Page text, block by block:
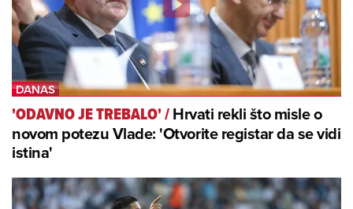
'ODAVNO JE TREBALO'/Hrvati rekli što misle o
novom potezu Vlade: 'Otvorite registar da se vidi
istina'